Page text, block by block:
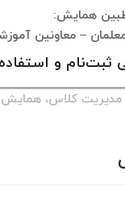
همایش:
– معاونین
ثبت‌نام و
مدیریت کلاس، همایش